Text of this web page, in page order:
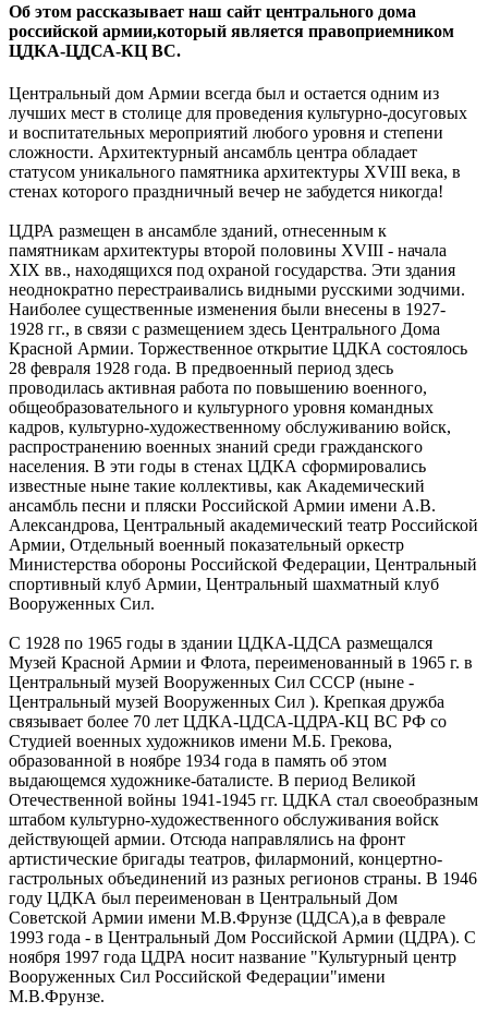
Об этом рассказывает наш сайт центрального дома
российской армии,который является правоприемником
ЦДКА-ЦДСА-КЦ ВС.
Центральный дом Армии всегда был и остается одним из
лучших мест в столице для проведения культурно-досуговых
и воспитательных мероприятий любого уровня и степени
сложности. Архитектурный ансамбль центра обладает
статусом уникального памятника архитектуры XVIII века, в
стенах которого праздничный вечер не забудется никогда!
ЦДРА размещен в ансамбле зданий, отнесенным к
памятникам архитектуры второй половины XVIII - начала
XIX вв., находящихся под охраной государства. Эти здания
неоднократно перестраивались видными русскими зодчими.
Наиболее существенные изменения были внесены в 1927-
1928 гг., в связи с размещением здесь Центрального Дома
Красной Армии. Торжественное открытие ЦДКА состоялось
28 февраля 1928 года. В предвоенный период здесь
проводилась активная работа по повышению военного,
общеобразовательного и культурного уровня командных
кадров, культурно-художественному обслуживанию войск,
распространению военных знаний среди гражданского
населения. В эти годы в стенах ЦДКА сформировались
известные ныне такие коллективы, как Академический
ансамбль песни и пляски Российской Армии имени А.В.
Александрова, Центральный академический театр Российской
Армии, Отдельный военный показательный оркестр
Министерства обороны Российской Федерации, Центральный
спортивный клуб Армии, Центральный шахматный клуб
Вооруженных Сил.
С 1928 по 1965 годы в здании ЦДКА-ЦДСА размещался
Музей Красной Армии и Флота, переименованный в 1965 г. в
Центральный музей Вооруженных Сил СССР (ныне -
Центральный музей Вооруженных Сил ). Крепкая дружба
связывает более 70 лет ЦДКА-ЦДСА-ЦДРА-КЦ ВС РФ со
Студией военных художников имени М.Б. Грекова,
образованной в ноябре 1934 года в память об этом
выдающемся художнике-баталисте. В период Великой
Отечественной войны 1941-1945 гг. ЦДКА стал своеобразным
штабом культурно-художественного обслуживания войск
действующей армии. Отсюда направлялись на фронт
артистические бригады театров, филармоний, концертно-
гастрольных объединений из разных регионов страны. В 1946
году ЦДКА был переименован в Центральный Дом
Советской Армии имени М.В.Фрунзе (ЦДСА),а в феврале
1993 года - в Центральный Дом Российской Армии (ЦДРА). С
ноября 1997 года ЦДРА носит название "Культурный центр
Вооруженных Сил Российской Федерации"имени
М.В.Фрунзе.